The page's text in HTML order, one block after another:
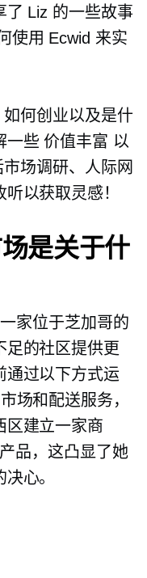
了 Liz 的一些故事
使用 Ecwid 来实
何创业以及是什
一些 价值丰富 以
场调研、人际网
以获取灵感！
是关于什
家位于芝加哥的
足的社区提供更
通过以下方式运
场和配送服务，
区建立一家商
品，这凸显了她
心。